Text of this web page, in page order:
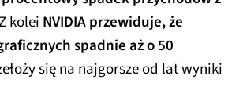
Z kolei NVIDIA przewiduje, że
spadnie aż o 50
się na najgorsze od lat wyniki